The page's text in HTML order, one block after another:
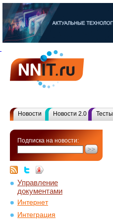
Новости Новости 2.0
Подписка на новости:
Управление
документами
Интернет
Интеграция